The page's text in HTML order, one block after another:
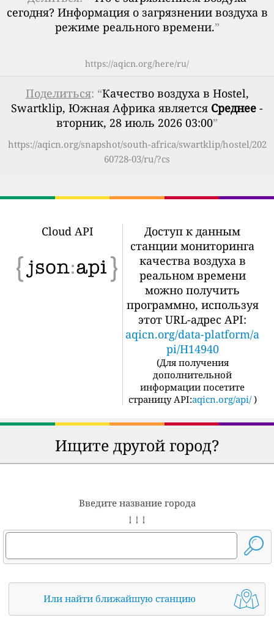
сегодня? Информация о загрязнении воздуха в
режиме реального времени.”
https://aqicn.org/here/ru/
Поделиться: “Качество воздуха в Hostel,
Swartklip, Южная Африка является Среднее -
вторник, 28 июль 2026 03:00”
https://aqicn.org/snapshot/south-africa/swartklip/hostel/202
60728-03/ru/?cs
Cloud API
Доступ к данным
станции мониторинга
качества воздуха в
реальном времени
можно получить
программно, используя
этот URL-адрес API:
aqicn.org/data-platform/a
pi/H14940
(Для получения
дополнительной
информации посетите
страницу API:aqicn.org/api/ )
Ищите другой город?
Введите название города
↓ ↓ ↓
Или найти ближайшую станцию